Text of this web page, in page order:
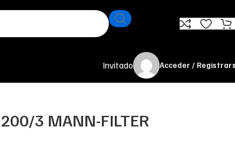
Invitado Acceder /
200/3 MANN-FILTER